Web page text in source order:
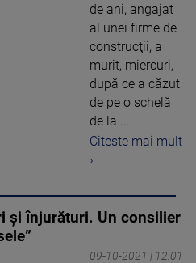
de ani, angajat
al unei firme de
construcţii, a
murit, miercuri,
după ce a căzut
de pe o schelă
de la ...
Citeste mai mult
›
și înjurături. Un consilier
09-10-2021 | 12:01